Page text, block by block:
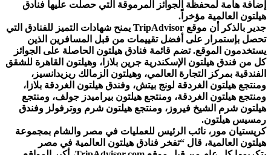
إضافة هامة لمحفظة الجوائز المرموقة التي حصلت عليها فنادق
هيلتون العالمية مؤخراً.
جدير بالذكر أن موقع TripAdvisor يمنح شهادات التميز للفنادق التي
تحصل بإستمرار على أفضل تقييمات من قبل المسافرين الذين
يستخدمون الموقع. تضم قائمة فنادق هيلتون الحاصلة على الجوائز
كل من فندق هيلتون الإسكندرية جرين بلازا، وهيلتون القاهرة للشقق
الفندقية بمركز التجارة العالمي، وهيلتون الزمالك ريزيدانسيز،
ومنتجع هيلتون الغردقة لونج بيتش، وفندق هيلتون الغردقة بلازا،
ومنتجع هيلتون الغردقة، ومنتجع هيلتون بيراميدز جولف، ومنتجع
هيلتون شرم الشيخ فيروز، ومنتجع هيلتون شرم ووترفولز وفندق
رمسيس هيلتون.
كريستيان مور، نائب الرئيس للعمليات في مصر والشام بمجموعة
هيلتون العالمية، قال “تفخر فنادق هيلتون العالمية في مصر